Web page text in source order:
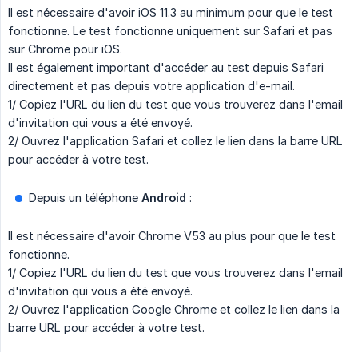
Il est nécessaire d'avoir iOS 11.3 au minimum pour que le test
fonctionne. Le test fonctionne uniquement sur Safari et pas
sur Chrome pour iOS.
Il est également important d'accéder au test depuis Safari
directement et pas depuis votre application d'e-mail.
1/ Copiez l'URL du lien du test que vous trouverez dans l'email
d'invitation qui vous a été envoyé.
2/ Ouvrez l'application Safari et collez le lien dans la barre URL
pour accéder à votre test.
Depuis un téléphone Android :
Il est nécessaire d'avoir Chrome V53 au plus pour que le test
fonctionne.
1/ Copiez l'URL du lien du test que vous trouverez dans l'email
d'invitation qui vous a été envoyé.
2/ Ouvrez l'application Google Chrome et collez le lien dans la
barre URL pour accéder à votre test.